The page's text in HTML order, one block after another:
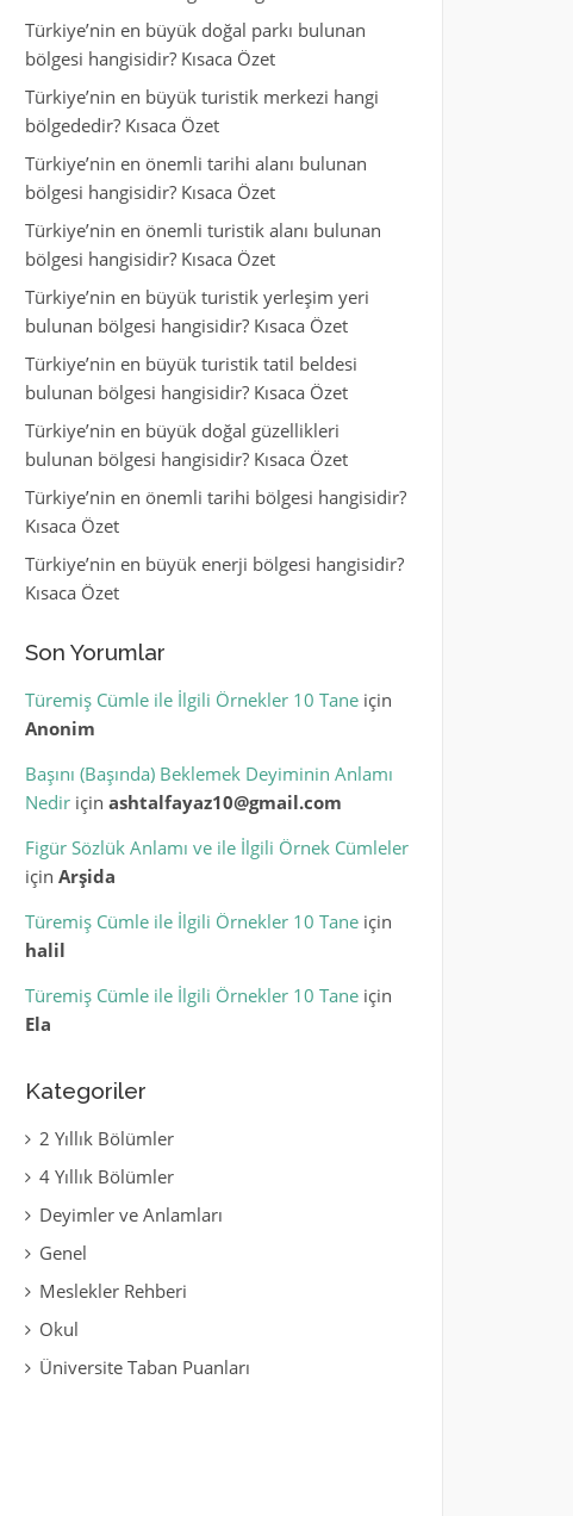
Türkiye’nin en büyük doğal parkı bulunan
bölgesi hangisidir? Kısaca Özet
Türkiye’nin en büyük turistik merkezi hangi
bölgededir? Kısaca Özet
Türkiye’nin en önemli tarihi alanı bulunan
bölgesi hangisidir? Kısaca Özet
Türkiye’nin en önemli turistik alanı bulunan
bölgesi hangisidir? Kısaca Özet
Türkiye’nin en büyük turistik yerleşim yeri
bulunan bölgesi hangisidir? Kısaca Özet
Türkiye’nin en büyük turistik tatil beldesi
bulunan bölgesi hangisidir? Kısaca Özet
Türkiye’nin en büyük doğal güzellikleri
bulunan bölgesi hangisidir? Kısaca Özet
Türkiye’nin en önemli tarihi bölgesi hangisidir?
Kısaca Özet
Türkiye’nin en büyük enerji bölgesi hangisidir?
Kısaca Özet
Son Yorumlar
Türemiş Cümle ile İlgili Örnekler 10 Taneiçin
Anonim
Başını (Başında) Beklemek Deyiminin Anlamı
Nediriçin ashtalfayaz10@gmail.com
Figür Sözlük Anlamı ve ile İlgili Örnek Cümleler
için Arşida
Türemiş Cümle ile İlgili Örnekler 10 Taneiçin
halil
Türemiş Cümle ile İlgili Örnekler 10 Taneiçin
Ela
Kategoriler
2 Yıllık Bölümler
4 Yıllık Bölümler
Deyimler ve Anlamları
Genel
Meslekler Rehberi
Okul
Üniversite Taban Puanları